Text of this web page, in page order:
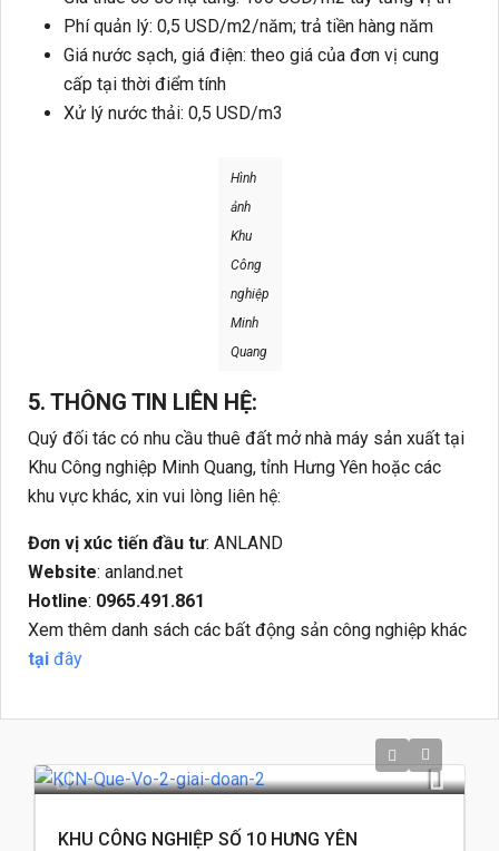
Phí quản lý: 0,5 USD/m2/năm; trả tiền hàng năm
Giá nước sạch, giá điện: theo giá của đơn vị cung
cấp tại thời điểm tính
Xử lý nước thải: 0,5 USD/m3
Hình
ảnh
Khu
Công
nghiệp
Minh
Quang
5. THÔNG TIN LIÊN HỆ:
Quý đối tác có nhu cầu thuê đất mở nhà máy sản xuất tại
Khu Công nghiệp Minh Quang, tỉnh Hưng Yên hoặc các
khu vực khác, xin vui lòng liên hệ:
Đơn vị xúc tiến đầu tư: ANLAND
Website: anland.net
Hotline: 0965.491.861
Xem thêm danh sách các bất động sản công nghiệp khác
tại đây
KHU CÔNG NGHIỆP SỐ 10 HƯNG YÊN